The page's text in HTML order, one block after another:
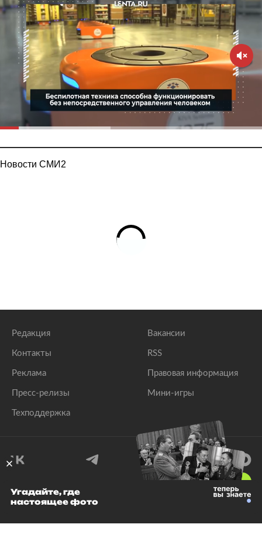
Новости СМИ2
Редакция
Контакты
Реклама
Пресс-релизы
Техподдержка
Вакансии
RSS
Правовая информация
Мини-игры
© 1999–2026 Все права защищены.
Угадайте, где
настоящее фото